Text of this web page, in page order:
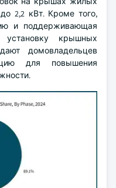
2,2 кВт. Кроме того,
и поддерживающая
установку крышных
домовладельцев
для повышения